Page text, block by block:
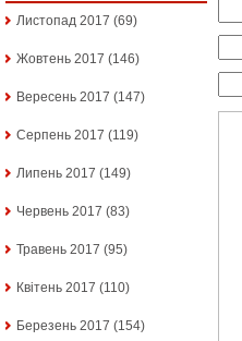
Листопад 2017 (69)
Жовтень 2017 (146)
Вересень 2017 (147)
Серпень 2017 (119)
Липень 2017 (149)
Червень 2017 (83)
Травень 2017 (95)
Квітень 2017 (110)
Березень 2017 (154)